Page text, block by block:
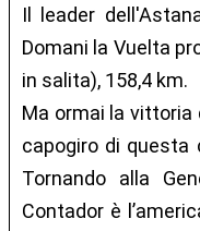
Il leader
Domani la Vuelta
in salita), 158,4 km.
Ma ormai la vittoria
capogiro di questa
Tornando alla
Contador è